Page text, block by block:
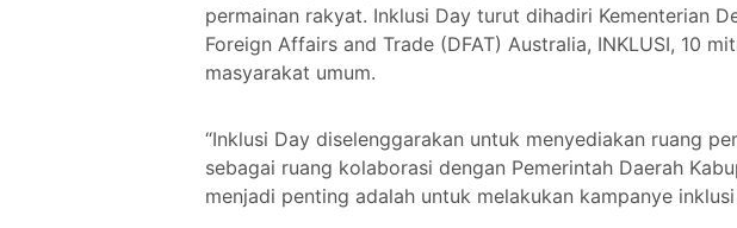
permainan rakyat. Inklusi Day turut dihadiri Kementerian
Foreign Affairs and Trade (DFAT) Australia, INKLUSI, 10
masyarakat umum.
“Inklusi Day diselenggarakan untuk menyediakan ruang
sebagai ruang kolaborasi dengan Pemerintah Daerah
menjadi penting adalah untuk melakukan kampanye